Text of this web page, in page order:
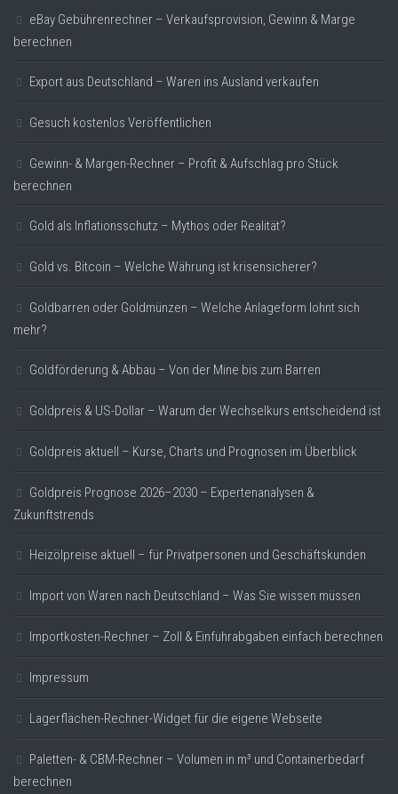
eBay Gebührenrechner – Verkaufsprovision, Gewinn & Marge
berechnen
Export aus Deutschland – Waren ins Ausland verkaufen
Gesuch kostenlos Veröffentlichen
Gewinn- & Margen-Rechner – Profit & Aufschlag pro Stück
berechnen
Gold als Inflationsschutz – Mythos oder Realität?
Gold vs. Bitcoin – Welche Währung ist krisensicherer?
Goldbarren oder Goldmünzen – Welche Anlageform lohnt sich
mehr?
Goldförderung & Abbau – Von der Mine bis zum Barren
Goldpreis & US-Dollar – Warum der Wechselkurs entscheidend ist
Goldpreis aktuell – Kurse, Charts und Prognosen im Überblick
Goldpreis Prognose 2026–2030 – Expertenanalysen &
Zukunftstrends
Heizölpreise aktuell – für Privatpersonen und Geschäftskunden
Import von Waren nach Deutschland – Was Sie wissen müssen
Importkosten-Rechner – Zoll & Einfuhrabgaben einfach berechnen
Impressum
Lagerflächen-Rechner-Widget für die eigene Webseite
Paletten- & CBM-Rechner – Volumen in m³ und Containerbedarf
berechnen